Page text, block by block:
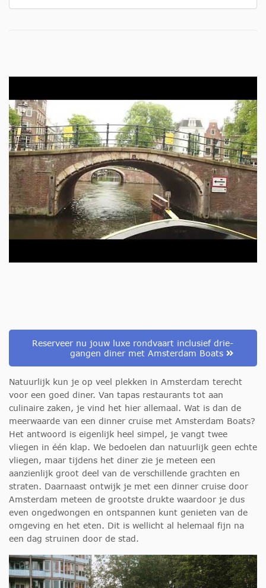
Reserveer nu jouw luxe rondvaart inclusief drie-
gangen diner met Amsterdam Boats
Natuurlijk kun je op veel plekken in Amsterdam terecht
voor een goed diner. Van tapas restaurants tot aan
culinaire zaken, je vind het hier allemaal. Wat is dan de
meerwaarde van een dinner cruise met Amsterdam Boats?
Het antwoord is eigenlijk heel simpel, je vangt twee
vliegen in één klap. We bedoelen dan natuurlijk geen echte
vliegen, maar tijdens het diner zie je meteen een
aanzienlijk groot deel van de verschillende grachten en
straten. Daarnaast ontwijk je met een dinner cruise door
Amsterdam meteen de grootste drukte waardoor je dus
even ongedwongen en ontspannen kunt genieten van de
omgeving en het eten. Dit is wellicht al helemaal fijn na
een dag struinen door de stad.